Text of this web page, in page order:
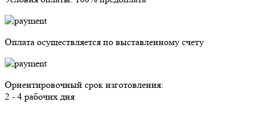
Оплата осуществляется по выставленному счету
Ориентировочный срок изготовления:
2 - 4 рабочих дня